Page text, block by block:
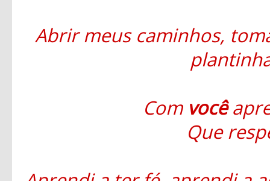
Abrir meus caminhos,
Com você
Que